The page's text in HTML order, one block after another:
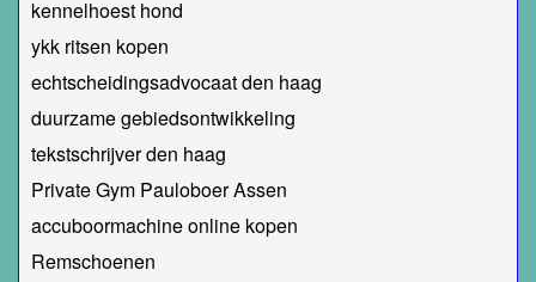
kennelhoest hond
ykk ritsen kopen
echtscheidingsadvocaat den haag
duurzame gebiedsontwikkeling
tekstschrijver den haag
Private Gym Pauloboer Assen
accuboormachine online kopen
Remschoenen